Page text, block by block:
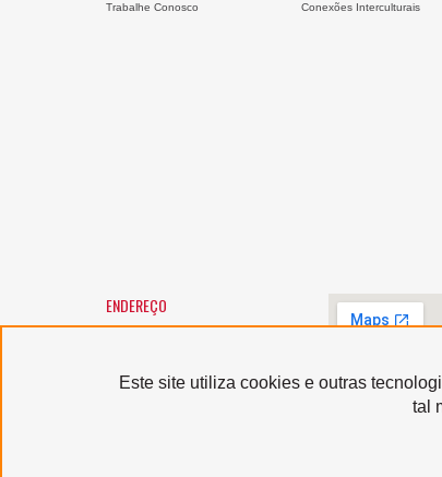
Trabalhe Conosco
Conexões Interculturais
ENDEREÇO
Este site utiliza cookies e outras
tal